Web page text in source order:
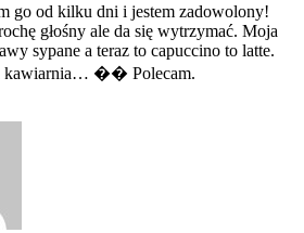
go od kilku dni i jestem zadowolony!
głośny ale da się wytrzymać. Moja
sypane a teraz to capuccino to latte.
kawiarnia… �� Polecam.